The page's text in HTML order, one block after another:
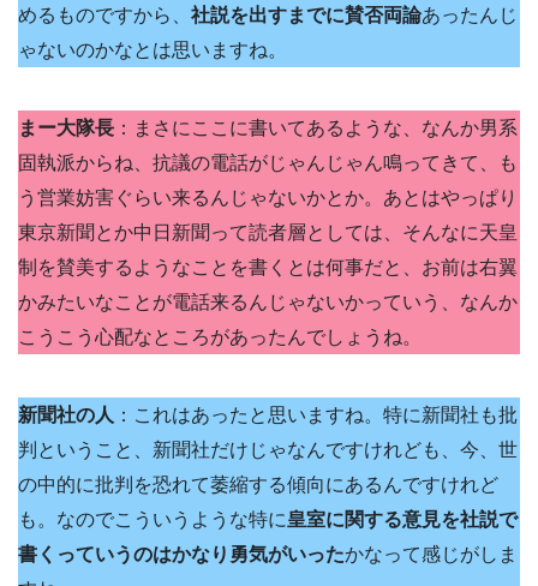
めるものですから、 社説を出すまでに賛否両論あったんじ
ゃないのかなとは思いますね。
まー大隊長 ：まさにここに書いてあるような、なんか男系
固執派からね、抗議の電話がじゃんじゃん鳴ってきて、も
う営業妨害ぐらい来るんじゃないかとか。あとはやっぱり
東京新聞とか中日新聞って読者層としては、そんなに天皇
制を賛美するようなことを書くとは何事だと、お前は右翼
かみたいなことが電話来るんじゃないかっていう、なんか
こうこう心配なところがあったんでしょうね。
新聞社の人 ：これはあったと思いますね。特に新聞社も批
判ということ、新聞社だけじゃなんですけれども、今、世
の中的に批判を恐れて萎縮する傾向にあるんですけれど
も。なのでこういうような特に皇室に関する意見を社説で
書くっていうのはかなり勇気がいったかなって感じがしま